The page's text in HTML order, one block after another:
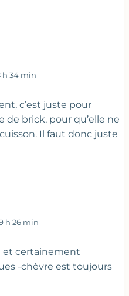
h 34 min
c’est juste pour
de brick, pour qu’elle ne
Il faut donc juste
h 26 min
et certainement
-chèvre est toujours